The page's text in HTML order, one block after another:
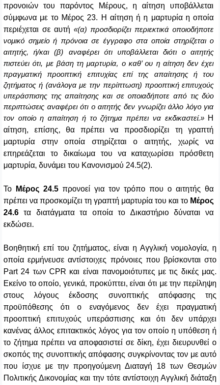
προνοιών του παρόντος Μέρους, η αίτηση υποβάλλεται
σύμφωνα με το Μέρος 23. Η αίτηση ή η μαρτυρία η οποία
περιέχεται σε αυτή«(α) προσδιορίζει περιεκτικά οποιοδήποτε
νομικό σημείο ή πρόνοια σε έγγραφο στα οποία στηρίζεται ο
αιτητής, ή/και
(β) αναφέρει ότι υποβάλλεται διότι ο αιτητής
πιστεύει ότι, με βάση τη μαρτυρία, ο καθ’ ου η αίτηση δεν έχει
πραγματική προοπτική επιτυχίας επί της απαίτησης ή του
ζητήματος ή (ανάλογα με την περίπτωση) προοπτική επιτυχούς
υπεράσπισης της απαίτησης και σε οποιαδήποτε από τις δύο
περιπτώσεις αναφέρει ότι ο αιτητής δεν γνωρίζει άλλο λόγο για
τον οποίο η απαίτηση ή το ζήτημα πρέπει να εκδικαστεί.» Η
αίτηση, επίσης, θα πρέπει να προσδιορίζει τη γραπτή
μαρτυρία στην οποία στηρίζεται ο αιτητής, χωρίς να
επηρεάζεται το δικαίωμα του να καταχωρίσει πρόσθετη
μαρτυρία, δυνάμει του Κανονισμού 24.5(2).
Το Μέρος 24.5 προνοεί για τον τρόπο που ο αιτητής θα
πρέπει να προσκομίζει τη γραπτή μαρτυρία του και το Μέρος
24.6 τα διατάγματα τα οποία το Δικαστήριο δύναται να
εκδώσει.
Βοηθητική επί του ζητήματος, είναι η Αγγλική νομολογία, η
οποία ερμήνευσε αντίστοιχες πρόνοιες που βρίσκονται στο
Part24 των CPR και είναι πανομοιότυπες με τις δικές μας.
Eκείνο το οποίο, γενικά, προκύπτει, είναι ότι με την περίληψη
στους λόγους έκδοσης συνοπτικής απόφασης της
προϋπόθεσης ότι ο εναγόμενος δεν έχει πραγματική
προοπτική επιτυχούς υπεράσπισης και ότι δεν υπάρχει
κανένας άλλος επιτακτικός λόγος για τον οποίο η υπόθεση ή
το ζήτημα πρέπει να αποφασιστεί σε δίκη, έχει διευρυνθεί ο
σκοπός της συνοπτικής απόφασης συγκρίνοντας τον με αυτό
που ίσχυε με την προηγούμενη Διαταγή 18 των Θεσμών
Πολιτικής Δικονομίας και την τότε αντίστοιχη Αγγλική διάταξη